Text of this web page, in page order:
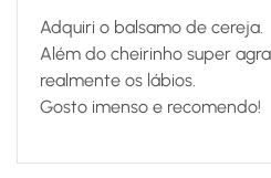
Adquiri o balsamo de cereja.
Além do cheirinho super
realmente os lábios.
Gosto imenso e recomendo!